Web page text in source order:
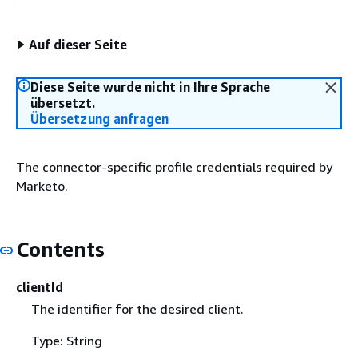
Auf dieser Seite
Diese Seite wurde nicht in Ihre Sprache
übersetzt.
Übersetzung anfragen
The connector-specific profile credentials required by
Marketo.
Contents
clientId
The identifier for the desired client.
Type: String